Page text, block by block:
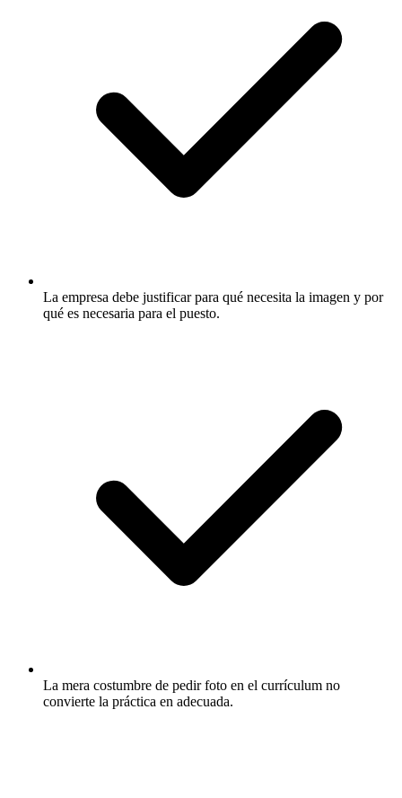
La empresa debe justificar para qué necesita la imagen y por
qué es necesaria para el puesto.
La mera costumbre de pedir foto en el currículum no
convierte la práctica en adecuada.